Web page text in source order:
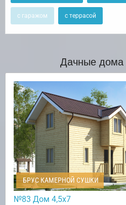
с гаражом с террасой
Дачные дома
БРУС КАМЕРНОЙ СУШКИ
№83 Дом 4,5х7